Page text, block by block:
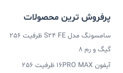
پرفروش ترین محصولات
سامسونگ مدل S24 FE ظرفیت 256
گیگ و رم 8
آیفون 16PRO MAX ظرفیت 256